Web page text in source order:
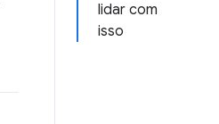
lidar com
isso